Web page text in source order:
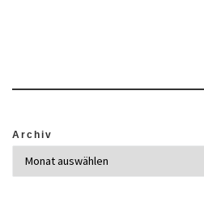
Archiv